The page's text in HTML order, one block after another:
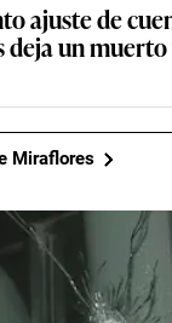
ajuste de
deja un
Miraflores